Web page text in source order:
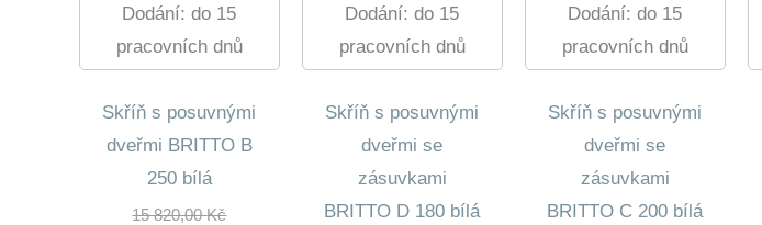
Dodání: do 15
pracovních dnů
Skříň s posuvnými
dveřmi BRITTO B
250 bílá
15 820,00KčPůvodní
Dodání: do 15
pracovních dnů
Skříň s posuvnými
dveřmi se
zásuvkami
BRITTO D 180 bílá
Dodání: do 15
pracovních dnů
Skříň s posuvnými
dveřmi se
zásuvkami
BRITTO C 200 bílá